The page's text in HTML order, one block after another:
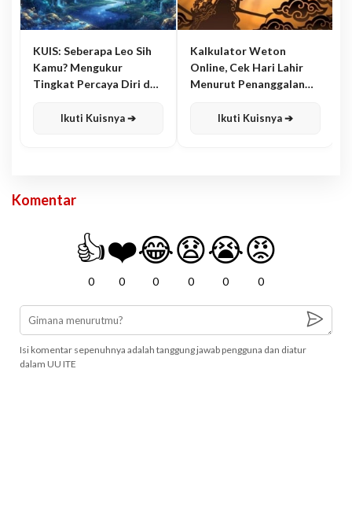
KUIS: Seberapa Leo Sih
Kamu? Mengukur
Tingkat Percaya Diri dan
Ikuti Kuisnya ➔
Kalkulator Weton
Online, Cek Hari Lahir
Menurut Penanggalan
Ikuti Kuisnya ➔
Komentar
👍
0
❤️
0
😂
0
😧
0
😭
0
😡
0
Isi komentar sepenuhnya adalah tanggung jawab pengguna dan diatur
dalam UU ITE